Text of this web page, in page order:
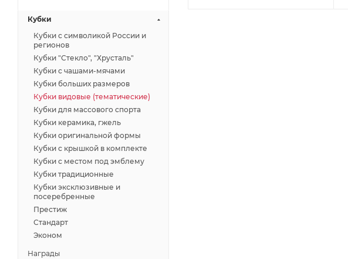
Кубки
Кубки с символикой России и
регионов
Кубки "Стекло", "Хрусталь"
Кубки с чашами-мячами
Кубки больших размеров
Кубки видовые (тематические)
Кубки для массового спорта
Кубки керамика, гжель
Кубки оригинальной формы
Кубки с крышкой в комплекте
Кубки с местом под эмблему
Кубки традиционные
Кубки эксклюзивные и
посеребренные
Престиж
Стандарт
Эконом
Награды